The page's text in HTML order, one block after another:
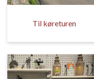
Til køreturen